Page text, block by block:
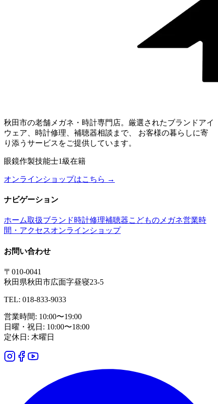
秋田市の老舗メガネ・時計専門店。厳選されたブランドアイ
ウェア、時計修理、補聴器相談まで、 お客様の暮らしに寄
り添うサービスをご提供しています。
眼鏡作製技能士1級在籍
オンラインショップはこちら →
ナビゲーション
ホーム取扱ブランド時計修理補聴器こどものメガネ営業時
間・アクセスオンラインショップ
お問い合わせ
〒010-0041
秋田県秋田市広面字昼寝23-5
TEL: 018-833-9033
営業時間: 10:00〜19:00
日曜・祝日: 10:00〜18:00
定休日: 木曜日